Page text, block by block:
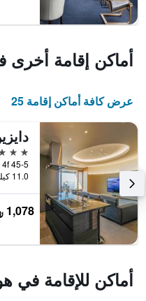
أماكن إقامة
عرض كافة أماكن إقامة 25
5 نجوم
11.0 كيلومتر عن وسط المدينة
1,078 ﷼
أماكن للإقامة في